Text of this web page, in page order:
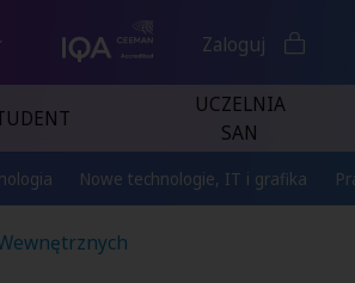
Zaloguj
UCZELNIA
SAN
Nowe technologie, IT i grafika